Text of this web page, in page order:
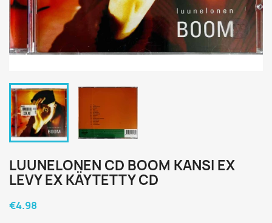
LUUNELONEN CD BOOM KANSI EX
LEVY EX KÄYTETTY CD
€4.98